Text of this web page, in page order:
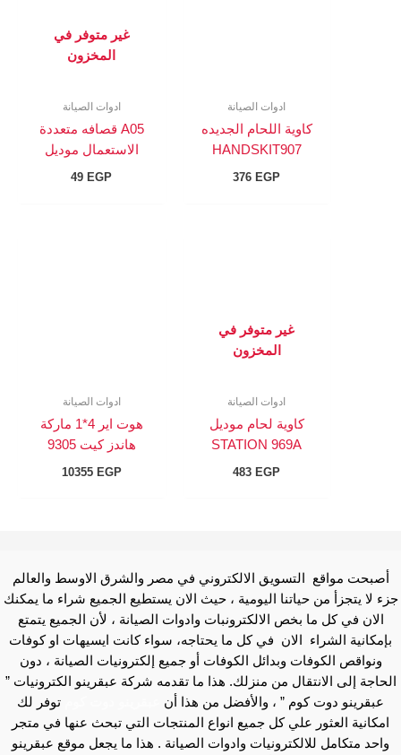
ادوات الصيانة
كاوية اللحام الجديده
HANDSKIT907
376 EGP
غير متوفر في
المخزون
ادوات الصيانة
A05 قصافه متعددة
الاستعمال موديل
49 EGP
غير متوفر في
المخزون
ادوات الصيانة
كاوية لحام موديل
STATION 969A
483 EGP
ادوات الصيانة
هوت اير 4*1 ماركة
هاندز كيت 9305
10355 EGP
أصبحت مواقع التسويق الالكتروني في مصر والشرق الاوسط والعالم
جزء لا يتجزأ من حياتنا اليومية ، حيث الان يستطيع الجميع شراء ما يمكنك
الان في كل ما بخص الالكترونبات وادوات الصيانة ، لأن الجميع يتمتع
بإمكانية الشراء الان في كل ما يحتاجه، سواء كانت ايسيهات او كوفات
ونواقص الكوفات وبدائل الكوفات أو جميع إلكترونيات الصيانة ، دون
الحاجة إلى الانتقال من منزلك. هذا ما تقدمه شركة عبقرينو الكترونيات ”
عبقرينو دوت كوم ” ، والأفضل من هذا أن
توفر لك
امكانية العثور علي كل جميع انواع المنتجات التي تبحث عنها في متجر
واحد متكامل للالكترونيات وادوات الصيانة . هذا ما يجعل موقع عبقرينو